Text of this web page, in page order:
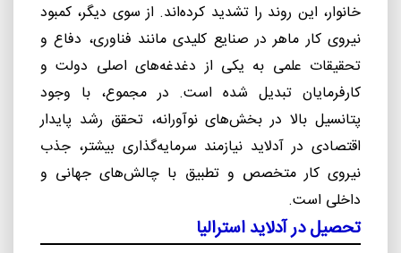
خانوار، این روند را تشدید کرده‌اند. از سوی دیگر، کمبود
نیروی کار ماهر در صنایع کلیدی مانند فناوری، دفاع و
تحقیقات علمی به یکی از دغدغه‌های اصلی دولت و
کارفرمایان تبدیل شده است. در مجموع، با وجود
پتانسیل بالا در بخش‌های نوآورانه، تحقق رشد پایدار
اقتصادی در آدلاید نیازمند سرمایه‌گذاری بیشتر، جذب
نیروی کار متخصص و تطبیق با چالش‌های جهانی و
داخلی است.
تحصیل در آدلاید استرالیا